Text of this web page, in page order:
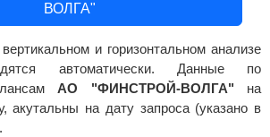
ВОЛГА"
и горизонтальном анализе
автоматически. Данные по
АО "ФИНСТРОЙ-ВОЛГА" на
акутальны на дату запроса (указано в